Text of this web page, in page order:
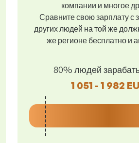
компании и многое
Сравните свою зарплату с
других людей на той же
же регионе бесплатно и
80% людей
1 051 - 1 982